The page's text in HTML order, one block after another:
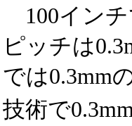
100インチ
ピッチは
では0.3mm
技術で